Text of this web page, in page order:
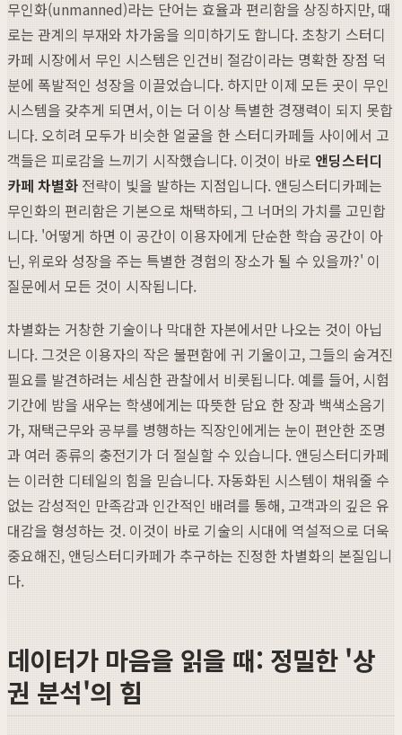
무인화(unmanned)라는 단어는 효율과 편리함을 상징하지만, 때
로는 관계의 부재와 차가움을 의미하기도 합니다. 초창기 스터디
카페 시장에서 무인 시스템은 인건비 절감이라는 명확한 장점 덕
분에 폭발적인 성장을 이끌었습니다. 하지만 이제 모든 곳이 무인
시스템을 갖추게 되면서, 이는 더 이상 특별한 경쟁력이 되지 못합
니다. 오히려 모두가 비슷한 얼굴을 한 스터디카페들 사이에서 고
객들은 피로감을 느끼기 시작했습니다. 이것이 바로 앤딩스터디
카페 차별화 전략이 빛을 발하는 지점입니다. 앤딩스터디카페는
무인화의 편리함은 기본으로 채택하되, 그 너머의 가치를 고민합
니다. '어떻게 하면 이 공간이 이용자에게 단순한 학습 공간이 아
닌, 위로와 성장을 주는 특별한 경험의 장소가 될 수 있을까?' 이
질문에서 모든 것이 시작됩니다.
차별화는 거창한 기술이나 막대한 자본에서만 나오는 것이 아닙
니다. 그것은 이용자의 작은 불편함에 귀 기울이고, 그들의 숨겨진
필요를 발견하려는 세심한 관찰에서 비롯됩니다. 예를 들어, 시험
기간에 밤을 새우는 학생에게는 따뜻한 담요 한 장과 백색소음기
가, 재택근무와 공부를 병행하는 직장인에게는 눈이 편안한 조명
과 여러 종류의 충전기가 더 절실할 수 있습니다. 앤딩스터디카페
는 이러한 디테일의 힘을 믿습니다. 자동화된 시스템이 채워줄 수
없는 감성적인 만족감과 인간적인 배려를 통해, 고객과의 깊은 유
대감을 형성하는 것. 이것이 바로 기술의 시대에 역설적으로 더욱
중요해진, 앤딩스터디카페가 추구하는 진정한 차별화의 본질입니
다.
데이터가 마음을 읽을 때: 정밀한 '상
권 분석'의 힘